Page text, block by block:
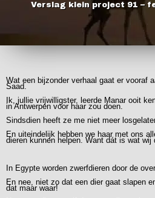
Verslag klein project 91 –
Wat een bijzonder verhaal gaat er vooraf
Saad.
Ik, jullie vrijwilligster, leerde Manar ooit
in Antwerpen voor haar zou doen.
Sindsdien heeft ze me niet meer
En uiteindelijk hebben we haar met ons
dieren kunnen helpen. Want dát is wat wij
In Egypte worden zwerfdieren door de
En nee, niet zo dat een dier gaat slapen
dat maar waar!